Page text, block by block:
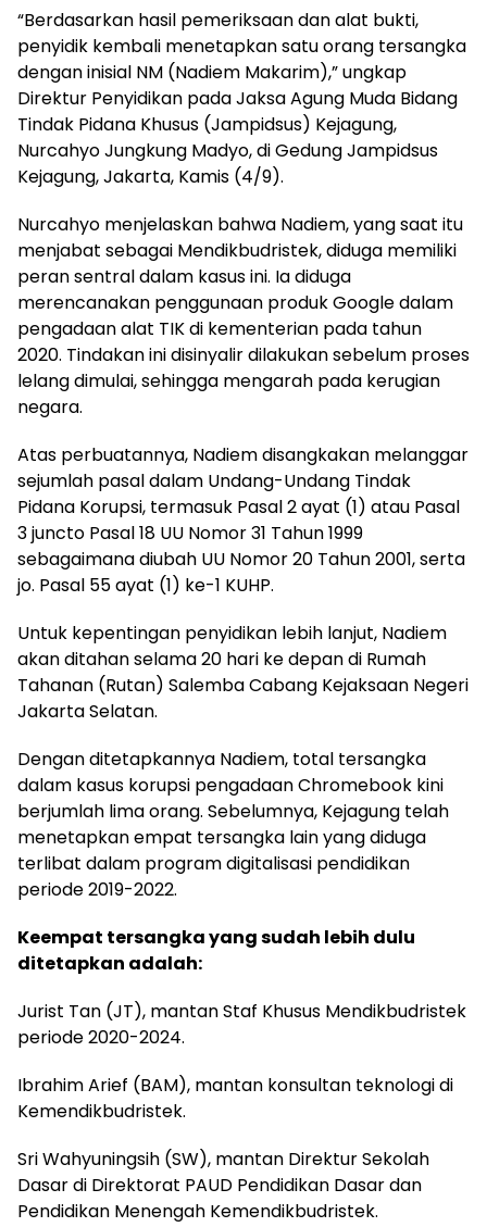
“Berdasarkan hasil pemeriksaan dan alat bukti,
penyidik kembali menetapkan satu orang tersangka
dengan inisial NM (Nadiem Makarim),” ungkap
Direktur Penyidikan pada Jaksa Agung Muda Bidang
Tindak Pidana Khusus (Jampidsus) Kejagung,
Nurcahyo Jungkung Madyo, di Gedung Jampidsus
Kejagung, Jakarta, Kamis (4/9).
Nurcahyo menjelaskan bahwa Nadiem, yang saat itu
menjabat sebagai Mendikbudristek, diduga memiliki
peran sentral dalam kasus ini. Ia diduga
merencanakan penggunaan produk Google dalam
pengadaan alat TIK di kementerian pada tahun
2020. Tindakan ini disinyalir dilakukan sebelum proses
lelang dimulai, sehingga mengarah pada kerugian
negara.
Atas perbuatannya, Nadiem disangkakan melanggar
sejumlah pasal dalam Undang-Undang Tindak
Pidana Korupsi, termasuk Pasal 2 ayat (1) atau Pasal
3 juncto Pasal 18 UU Nomor 31 Tahun 1999
sebagaimana diubah UU Nomor 20 Tahun 2001, serta
jo. Pasal 55 ayat (1) ke-1 KUHP.
Untuk kepentingan penyidikan lebih lanjut, Nadiem
akan ditahan selama 20 hari ke depan di Rumah
Tahanan (Rutan) Salemba Cabang Kejaksaan Negeri
Jakarta Selatan.
Dengan ditetapkannya Nadiem, total tersangka
dalam kasus korupsi pengadaan Chromebook kini
berjumlah lima orang. Sebelumnya, Kejagung telah
menetapkan empat tersangka lain yang diduga
terlibat dalam program digitalisasi pendidikan
periode 2019-2022.
Keempat tersangka yang sudah lebih dulu
ditetapkan adalah:
Jurist Tan (JT), mantan Staf Khusus Mendikbudristek
periode 2020-2024.
Ibrahim Arief (BAM), mantan konsultan teknologi di
Kemendikbudristek.
Sri Wahyuningsih (SW), mantan Direktur Sekolah
Dasar di Direktorat PAUD Pendidikan Dasar dan
Pendidikan Menengah Kemendikbudristek.